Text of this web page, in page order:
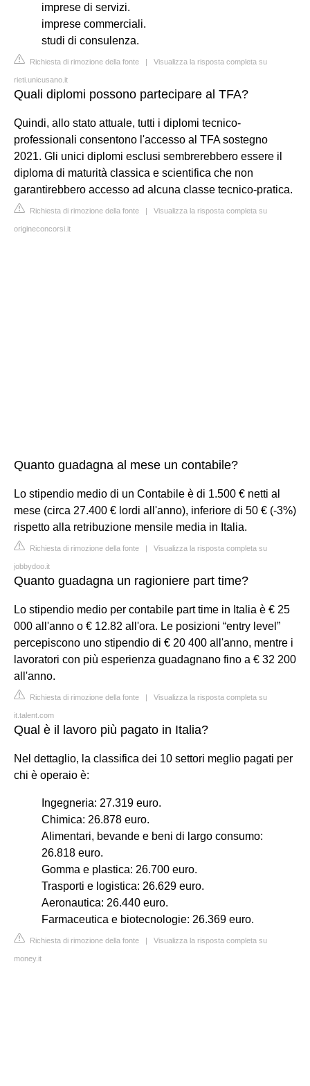
imprese di servizi.
imprese commerciali.
studi di consulenza.
Richiesta di rimozione della fonte | Visualizza la risposta completa su
rieti.unicusano.it
Quali diplomi possono partecipare al TFA?
Quindi, allo stato attuale, tutti i diplomi tecnico-
professionali consentono l'accesso al TFA sostegno
2021. Gli unici diplomi esclusi sembrerebbero essere il
diploma di maturità classica e scientifica che non
garantirebbero accesso ad alcuna classe tecnico-pratica.
Richiesta di rimozione della fonte | Visualizza la risposta completa su
origineconcorsi.it
Quanto guadagna al mese un contabile?
Lo stipendio medio di un Contabile è di 1.500 € netti al
mese (circa 27.400 € lordi all'anno), inferiore di 50 € (-3%)
rispetto alla retribuzione mensile media in Italia.
Richiesta di rimozione della fonte | Visualizza la risposta completa su
jobbydoo.it
Quanto guadagna un ragioniere part time?
Lo stipendio medio per contabile part time in Italia è € 25
000 all'anno o € 12.82 all'ora. Le posizioni “entry level”
percepiscono uno stipendio di € 20 400 all'anno, mentre i
lavoratori con più esperienza guadagnano fino a € 32 200
all'anno.
Richiesta di rimozione della fonte | Visualizza la risposta completa su
it.talent.com
Qual è il lavoro più pagato in Italia?
Nel dettaglio, la classifica dei 10 settori meglio pagati per
chi è operaio è:
Ingegneria: 27.319 euro.
Chimica: 26.878 euro.
Alimentari, bevande e beni di largo consumo:
26.818 euro.
Gomma e plastica: 26.700 euro.
Trasporti e logistica: 26.629 euro.
Aeronautica: 26.440 euro.
Farmaceutica e biotecnologie: 26.369 euro.
Richiesta di rimozione della fonte | Visualizza la risposta completa su
money.it